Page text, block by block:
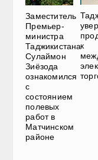
Заместитель
Премьер-
министра
Таджикистана
Сулаймон
Зиёзода
ознакомился
с
состоянием
полевых
работ в
Матчинском
районе
к